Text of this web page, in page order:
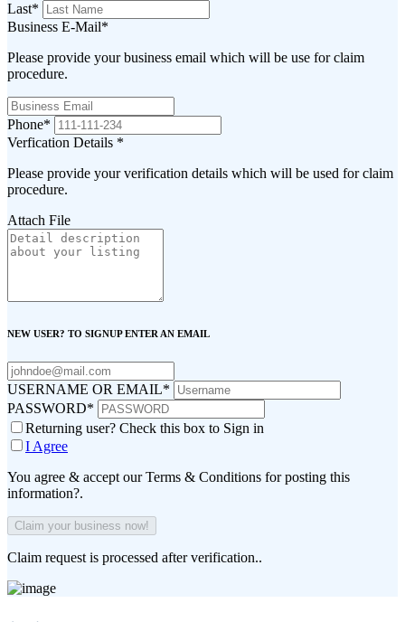
Last*
Business E-Mail*
Please provide your business email which will be use for claim
procedure.
Phone*
Verfication Details *
Please provide your verification details which will be used for claim
procedure.
Attach File
NEW USER? TO SIGNUP ENTER AN EMAIL
USERNAME OR EMAIL*
PASSWORD*
Returning user? Check this box to Sign in
I Agree
You agree & accept our Terms & Conditions for posting this
information?.
Claim request is processed after verification..